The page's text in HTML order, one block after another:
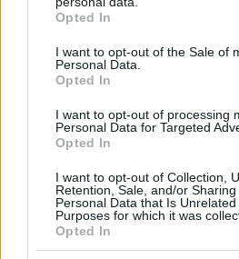
grant or deny consent to Google
use your data for below specified
consent section.
Opted In
I want to opt-out of the Sale of
Personal Data.
Opted In
I want to opt-out of processing
Personal Data for Targeted
Opted In
I want to opt-out of Collection,
Retention, Sale, and/or
Personal Data that Is
Purposes for which it was
Opted In
πρωθυπουργός